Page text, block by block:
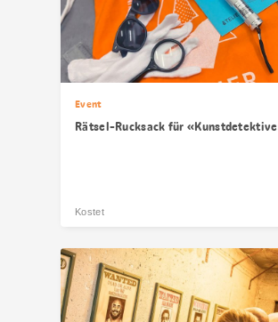
Event
Rätsel-Rucksack für
Kostet